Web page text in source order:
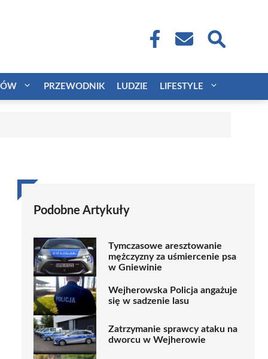
PRZEWODNIK LUDZIE LIFESTYLE
Podobne Artykuły
Tymczasowe aresztowanie
mężczyzny za uśmiercenie psa
w Gniewinie
Wejherowska Policja angażuje
się w sadzenie lasu
Zatrzymanie sprawcy ataku na
dworcu w Wejherowie